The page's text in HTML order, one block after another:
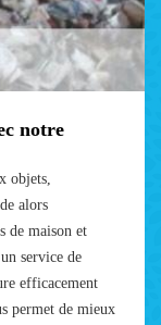
notre
objets,
alors
de maison et
service de
efficacement
permet de mieux